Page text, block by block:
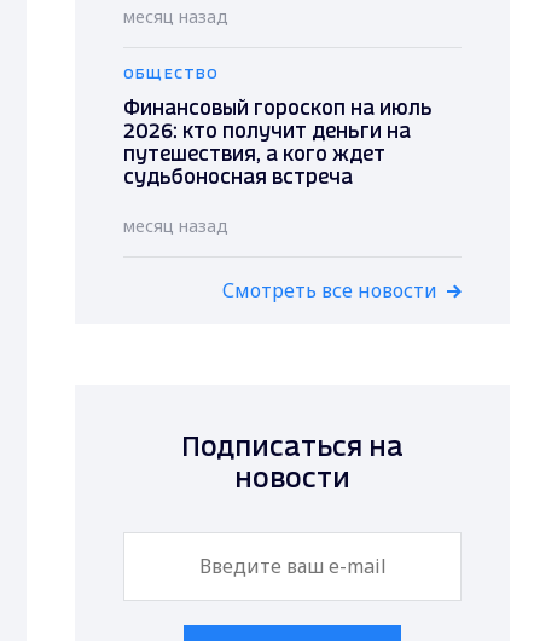
месяц назад
ОБЩЕСТВО
Финансовый гороскоп на июль
2026: кто получит деньги на
путешествия, а кого ждет
судьбоносная встреча
месяц назад
Смотреть все новости
Подписаться на
новости